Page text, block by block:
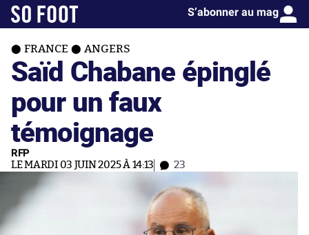
S’abonner au mag
FRANCE ANGERS
Saïd Chabane épinglé
pour un faux
témoignage
RFP
LE MARDI 03 JUIN 2025 À 14:13 23